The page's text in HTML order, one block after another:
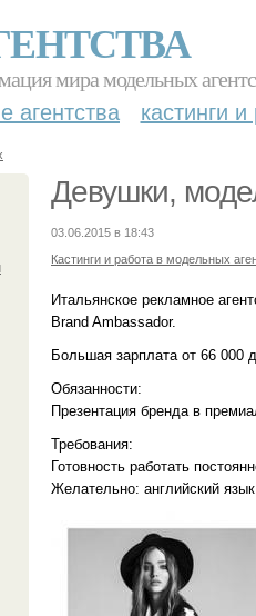
мира модельных
агентства кастинги и
Девушки,
03.06.2015 в 18:43
Кастинги и работа в модельных
Итальянское рекламное
Brand Ambassador.
Большая зарплата от 66 000
Обязанности:
Презентация бренда в
Требования:
Готовность работать
Желательно: английский